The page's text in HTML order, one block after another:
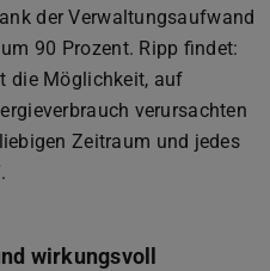
der Verwaltungsaufwand
90 Prozent. Ripp findet:
die Möglichkeit, auf
verursachten
Zeitraum und jedes
wirkungsvoll